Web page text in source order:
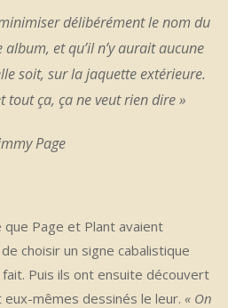
délibérément le nom du
et qu’il n’y aurait aucune
soit, sur la jaquette extérieure.
tout ça, ça ne veut rien dire »
Page
que Page et Plant avaient
choisir un signe cabalistique
fait. Puis ils ont ensuite découvert
mêmes dessinés le leur. « On